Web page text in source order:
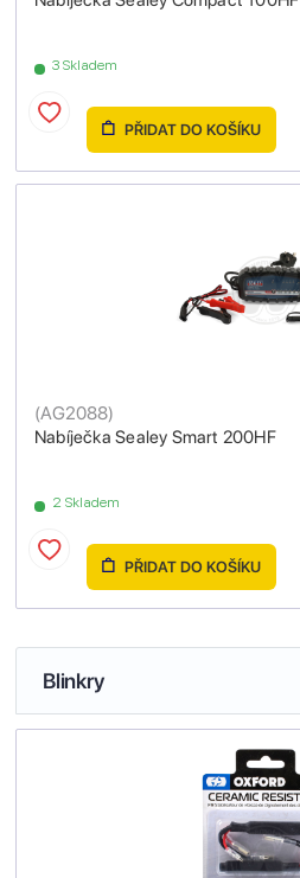
3 Skladem
PŘIDAT DO KOŠÍKU
Nabíječka Sealey Smart 200HF
(AG2088)
2 Skladem
PŘIDAT DO KOŠÍKU
Blinkry